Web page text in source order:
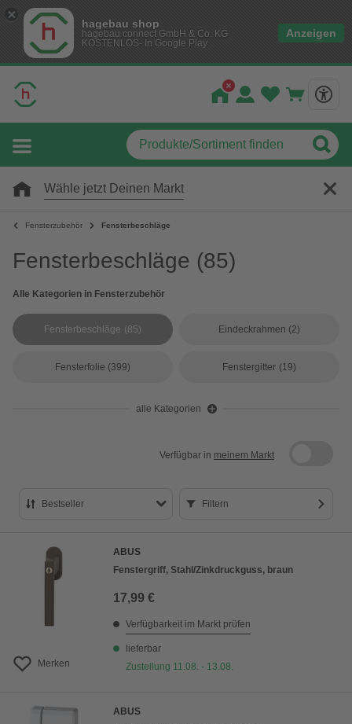
hagebau shop
hagebau connect GmbH & Co. KG
KOSTENLOS- In Google Play
Anzeigen
Wähle jetzt Deinen Markt
Fensterzubehör Fensterbeschläge
Fensterbeschläge (85)
Alle Kategorien in Fensterzubehör
Fensterbeschläge (85) Eindeckrahmen (2)
Fensterfolie (399) Fenstergitter (19)
alle Kategorien
Verfügbar in meinem Markt
Bestseller
Preis aufsteigend
Preis absteigend
Filtern
Merken
ABUS
Fenstergriff, Stahl/Zinkdruckguss, braun
17,99 €
Verfügbarkeit im Markt prüfen
lieferbar
Zustellung 11.08. - 13.08.
ABUS